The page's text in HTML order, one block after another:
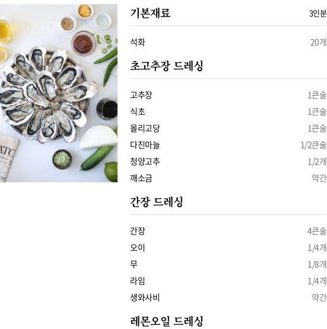
기본재료 3인분
석화 20개
초고추장 드레싱
고추장
1큰술
식초
1큰술
올리고당
1큰술
다진마늘
1/2큰술
청양고추
1/2개
깨소금
약간
간장 드레싱
간장
4큰술
오이
1/4개
무
1/8개
라임
1/4개
생와사비
약간
레몬오일 드레싱